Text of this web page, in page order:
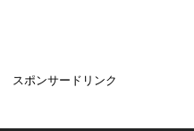
スポンサードリンク